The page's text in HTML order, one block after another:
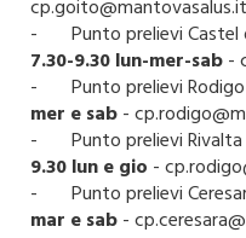
cp.goito@mantovasalus.it
- Punto prelievi Castel
7.30-9.30 lun-mer-sab-
- Punto prelievi Rodigo
mer e sab-
- Punto prelievi Rivalta
9.30 lun e gio -
- Punto prelievi
mar e sab-